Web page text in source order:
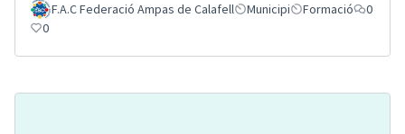
F.A.C Federació Ampas de Calafell Municipi Formació
0
0